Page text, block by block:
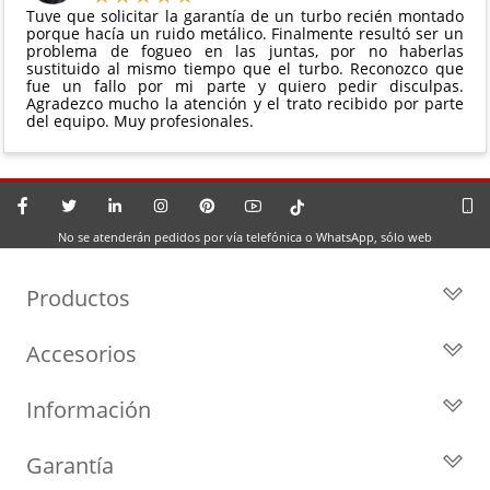
Tuve que solicitar la garantía de un turbo recién montado
porque hacía un ruido metálico. Finalmente resultó ser un
problema de fogueo en las juntas, por no haberlas
sustituido al mismo tiempo que el turbo. Reconozco que
fue un fallo por mi parte y quiero pedir disculpas.
Agradezco mucho la atención y el trato recibido por parte
del equipo. Muy profesionales.
No se atenderán pedidos por vía telefónica o WhatsApp, sólo web
Productos
Turbos por Marca
Cartuchos
Accesorios
Geometrías
Información
Privacidad y Aviso Legal
Garantía